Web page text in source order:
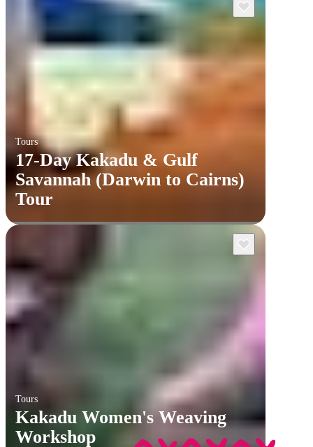
Tours
17-Day Kakadu & Gulf
Savannah (Darwin to Cairns)
Tour
Tours
Kakadu Women's Weaving
Workshop